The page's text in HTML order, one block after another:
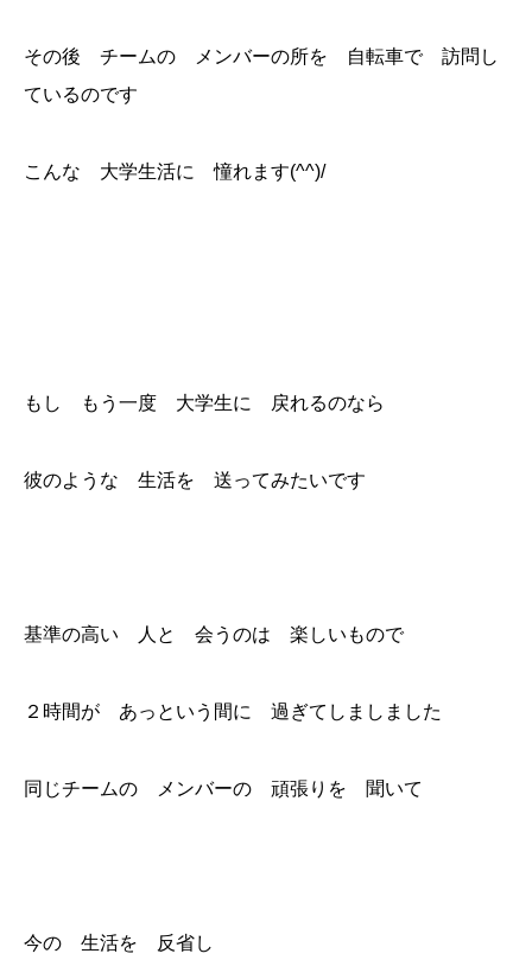
その後 チームの メンバーの所を 自転車で 訪問し
ているのです
こんな 大学生活に 憧れます(^^)/
もし もう一度 大学生に 戻れるのなら
彼のような 生活を 送ってみたいです
基準の高い 人と 会うのは 楽しいもので
２時間が あっという間に 過ぎてしましました
同じチームの メンバーの 頑張りを 聞いて
今の 生活を 反省し